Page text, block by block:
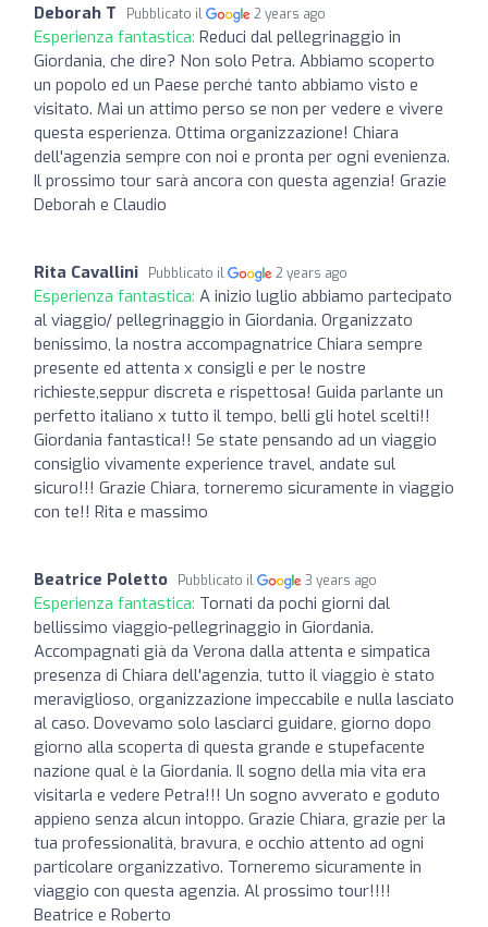
Deborah T Pubblicato il 2 years ago
Esperienza fantastica: Reduci dal pellegrinaggio in
Giordania, che dire? Non solo Petra. Abbiamo scoperto
un popolo ed un Paese perché tanto abbiamo visto e
visitato. Mai un attimo perso se non per vedere e vivere
questa esperienza. Ottima organizzazione! Chiara
dell'agenzia sempre con noi e pronta per ogni evenienza.
Il prossimo tour sarà ancora con questa agenzia! Grazie
Deborah e Claudio
Rita Cavallini Pubblicato il 2 years ago
Esperienza fantastica: A inizio luglio abbiamo partecipato
al viaggio/ pellegrinaggio in Giordania. Organizzato
benissimo, la nostra accompagnatrice Chiara sempre
presente ed attenta x consigli e per le nostre
richieste,seppur discreta e rispettosa! Guida parlante un
perfetto italiano x tutto il tempo, belli gli hotel scelti!!
Giordania fantastica!! Se state pensando ad un viaggio
consiglio vivamente experience travel, andate sul
sicuro!!! Grazie Chiara, torneremo sicuramente in viaggio
con te!! Rita e massimo
Beatrice Poletto Pubblicato il 3 years ago
Esperienza fantastica: Tornati da pochi giorni dal
bellissimo viaggio-pellegrinaggio in Giordania.
Accompagnati già da Verona dalla attenta e simpatica
presenza di Chiara dell'agenzia, tutto il viaggio è stato
meraviglioso, organizzazione impeccabile e nulla lasciato
al caso. Dovevamo solo lasciarci guidare, giorno dopo
giorno alla scoperta di questa grande e stupefacente
nazione qual è la Giordania. Il sogno della mia vita era
visitarla e vedere Petra!!! Un sogno avverato e goduto
appieno senza alcun intoppo. Grazie Chiara, grazie per la
tua professionalità, bravura, e occhio attento ad ogni
particolare organizzativo. Torneremo sicuramente in
viaggio con questa agenzia. Al prossimo tour!!!!
Beatrice e Roberto